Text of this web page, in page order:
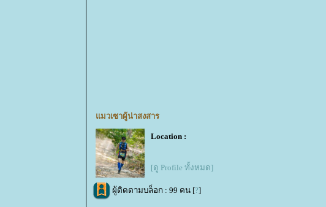
มวเซาผู้น่าสงสาร
Location :
[ดู Profile ทั้งหมด]
ผู้ติดตามบล็อก : 99 คน [?]